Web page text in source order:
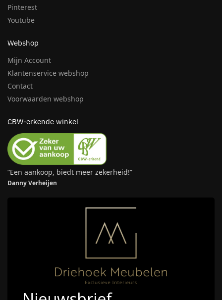
Pinterest
Youtube
Webshop
Mijn Account
Klantenservice webshop
Contact
Voorwaarden webshop
CBW-erkende winkel
“Een aankoop, biedt meer zekerheid!”
Danny Verheijen